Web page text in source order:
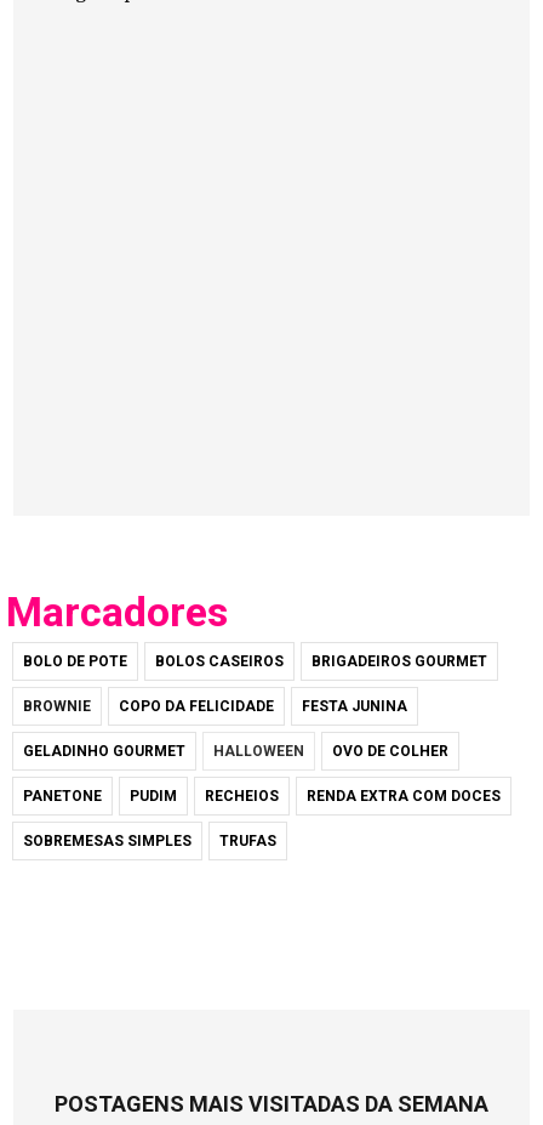
Marcadores
BOLO DE POTE BOLOS CASEIROS BRIGADEIROS GOURMET
BROWNIE COPO DA FELICIDADE FESTA JUNINA
GELADINHO GOURMET HALLOWEEN OVO DE COLHER
PANETONE PUDIM RECHEIOS RENDA EXTRA COM DOCES
SOBREMESAS SIMPLES TRUFAS
POSTAGENS MAIS VISITADAS DA SEMANA